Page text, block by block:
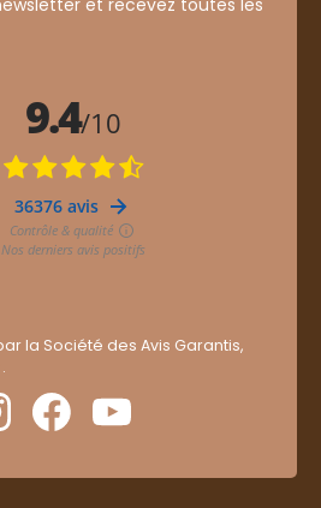
et recevez toutes les
la Société des Avis Garantis,
.